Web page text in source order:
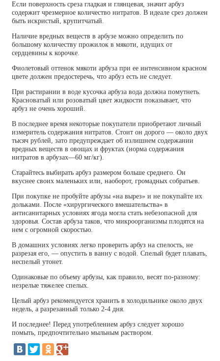
Если поверхность среза гладкая и глянцевая, значит арбуз
содержит чрезмерное количество нитратов. В идеале срез должен
быть искристый, крупитчатый.
Наличие вредных веществ в арбузе можно определить по
большому количеству прожилок в мякоти, идущих от
сердцевины к корочке.
Фиолетовый оттенок мякоти арбуза при ее интенсивном красном
цвете должен предостеречь, что арбуз есть не следует.
При растирании в воде кусочка арбуза вода должна помутнеть.
Красноватый или розоватый цвет жидкости показывает, что
арбуз не очень хороший.
В последнее время некоторые покупатели приобретают личный
измеритель содержания нитратов. Стоит он дорого — около двух
тысяч рублей, зато предупреждает об излишнем содержании
вредных веществ в овощах и фруктах (норма содержания
нитратов в арбузах—60 мг/кг).
Старайтесь выбирать арбуз размером больше среднего. Он
вкуснее своих маленьких или, наоборот, громадных собратьев.
При покупке не пробуйте арбузы «на вырез» и не покупайте их
дольками. После «хирургического вмешательства» в
антисанитарных условиях ягода могла стать небезопасной для
здоровья. Состав арбуза таков, что микроорганизмы плодятся на
нем с огромной скоростью.
В домашних условиях легко проверить арбуз на спелость, не
разрезая его, — опустить в ванну с водой. Спелый будет плавать,
неспелый утонет.
Одинаковые по объему арбузы, как правило, весят по-разному:
незрелые тяжелее спелых.
Целый арбуз рекомендуется хранить в холодильнике около двух
недель, а разрезанный только 2-4 дня.
И последнее! Перед употреблением арбуз следует хорошо
помыть, предпочтительно мыльным раствором.